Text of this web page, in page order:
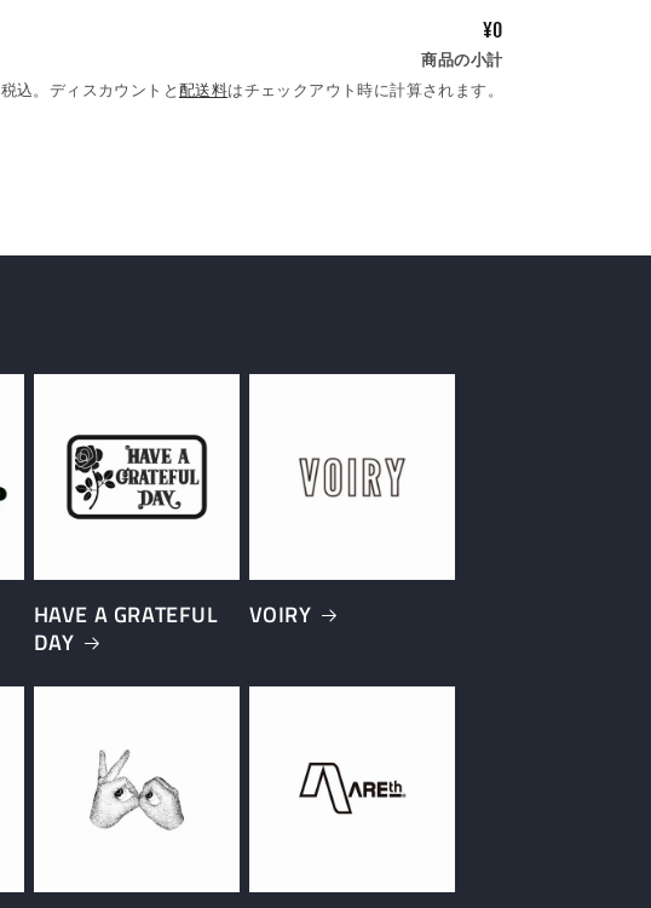
¥0
商品の小計
税込。ディスカウントと配送料はチェックアウト時に計算されます。
HAVE A GRATEFUL
DAY
VOIRY